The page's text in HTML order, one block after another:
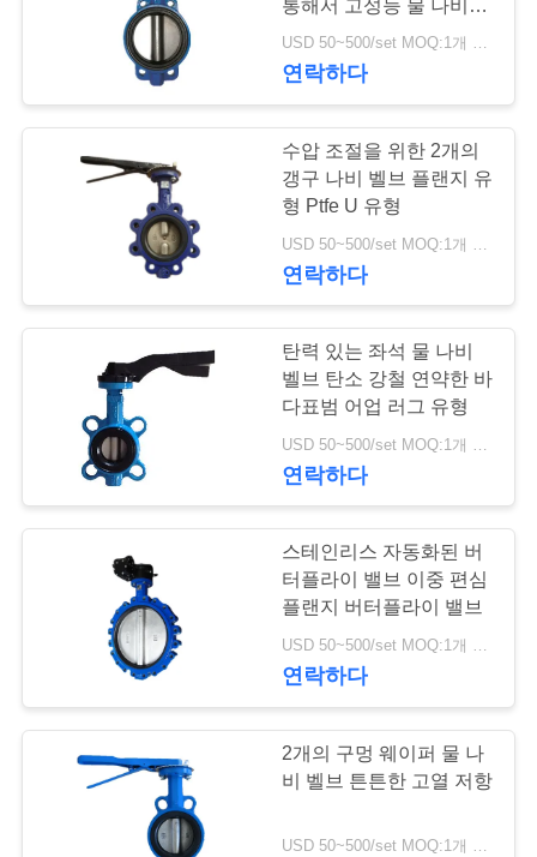
용
을
십
사
개
스테인리스 지구 벨
브
8
워터 버터플라이 밸
브
17
스테인리스 역행 방
지판
8
통해서 고성능 물 나비 벨
브
USD 50~500/set MOQ:1개 세트
연락하다
수압 조절을 위한 2개의
갱구 나비 벨브 플랜지 유
형 Ptfe U 유형
연락하다
탄력 있는 좌석 물 나비
벨브 탄소 강철 연약한 바
다표범 어업 러그 유형
USD 50~500/set MOQ:1개 세트
연락하다
스테인리스 자동화된 버
터플라이 밸브 이중 편심
플랜지 버터플라이 밸브
USD 50~500/set MOQ:1개 세트
연락하다
2개의 구멍 웨이퍼 물 나
비 벨브 튼튼한 고열 저항
USD 50~500/set MOQ:1개 세트